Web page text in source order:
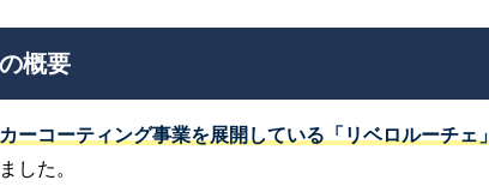
概要
ーコーティング事業を展開している「リベロルーチェ」
した。